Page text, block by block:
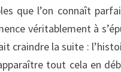
que l’on connaît
véritablement à
craindre la suite :
tout cela en